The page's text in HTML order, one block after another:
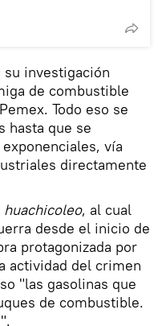
investigación
de combustible
Todo eso se
hasta que se
vía
directamente
huachicoleo, al cual
desde el inicio de
protagonizada por
actividad del crimen
"las gasolinas que
de combustible.